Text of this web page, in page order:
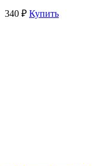
340 ₽ Купить